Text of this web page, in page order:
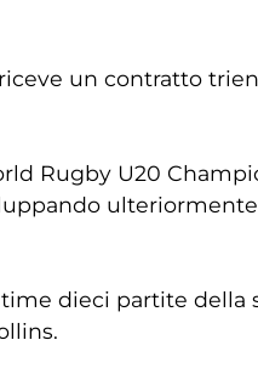
un contratto
Rugby U20
dieci partite della